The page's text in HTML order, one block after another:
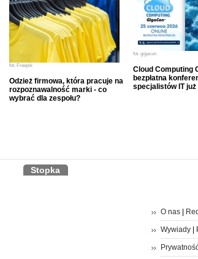
fot. Freepik
Odzież firmowa, która pracuje na
rozpoznawalność marki - co
wybrać dla zespołu?
fot. gigacon
Cloud Computing
bezpłatna
specjalistów IT
Stopka
O nas|
Wywiady|